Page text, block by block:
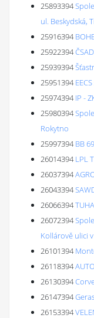
25893394
ul. Beskydská,
25916394
25922394
25939394
25951394
25974394 IP -
25980394
Rokytno
25997394 BB
26014394 LPL
26037394
26043394
26066394
26072394
Kollárově ulici
26101394
26118394
26130394
26147394
26153394